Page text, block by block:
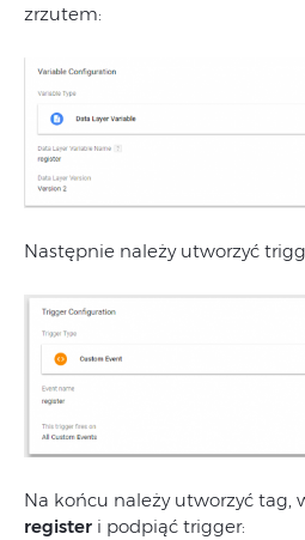
zrzutem:
Następnie należy utworzyć
Na końcu należy utworzyć tag,
register i podpiąć trigger: